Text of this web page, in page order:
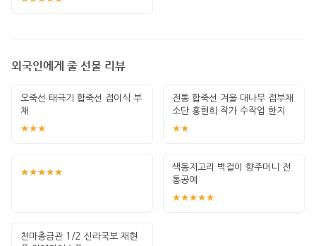
외국인에게 줄 선물 리뷰
오죽선 태극기 합죽선 접이식 부
채
★★★
전통 합죽선 겨울 대나무 접부채
소단 홍현희 작가 수작업 한지
그림 고급
★★
★★★★★
색동저고리 벽걸이 향주머니 전
통공예
★★★★★
천마총금관 1/2 신라국보 재현